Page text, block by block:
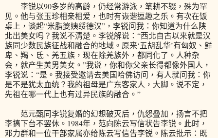
李锐以90多岁的高龄，仍经常游泳，笔耕不辍，殊为罕
见。他与张玉珍相亲相爱，也时有诙谐逗趣之乐。有次在饭
桌上，谈起“米脂婆姨绥德汉”，李锐问我：你知道为什么陕
北出美女吗？我说不清楚。李锐解说：“西北自古以来就是汉
族同少数民族征战和融合的地域。原来‘五胡乱华’有匈奴、鲜
卑、羯、氐、羌五族，现在除羌族外，都同化了。人种杂
会，就产生美男美女。”我说，你和你父亲长得都像外国人，
李锐说：“是。我接受邀请去美国哈佛访问，有人就问我：你
是不是犹太血统？我的祖母是广东客家人，大脚。说不定，
先祖在哪一代上也有过异民族的融合。”
范元甄同李锐复婚的幻想破灭后，仇怨叠加，扬言不把
李搞下台不罢休。1984年，范向陈云写信状告李锐。此时，
邓力群和一位干部家属亦给陈云写信告李锐。陈云批示：既